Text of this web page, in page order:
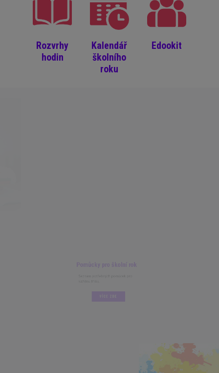
Rozvrhy
hodin
Kalendář
školního
roku
Edookit